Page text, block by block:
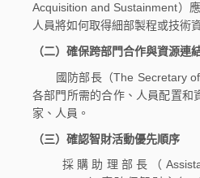
Acquisition and Sustainment）
人員將如何取得細部製程或技術
（二）確保跨部門合作與資源連
國防部長（The Secretary of
各部門所需的合作、人員配置和
家、人員。
（三）確認智財活動優先順序
採購助理部長（